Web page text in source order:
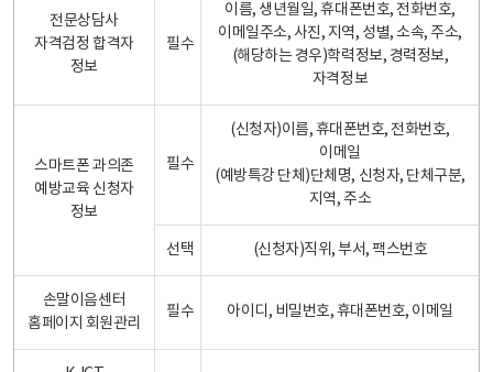
전문상담사
자격검정 합격자
정보
필수
이름, 생년월일, 휴대폰번호, 전화번호,
이메일주소, 사진, 지역, 성별, 소속, 주소,
(해당하는 경우)학력정보, 경력정보,
자격정보
스마트폰 과의존
예방교육 신청자
정보
필수
(신청자)이름, 휴대폰번호, 전화번호,
이메일
(예방특강 단체)단체명, 신청자, 단체구분,
지역, 주소
선택 (신청자)직위, 부서, 팩스번호
손말이음센터
홈페이지 회원관리
필수 아이디, 비밀번호, 휴대폰번호, 이메일